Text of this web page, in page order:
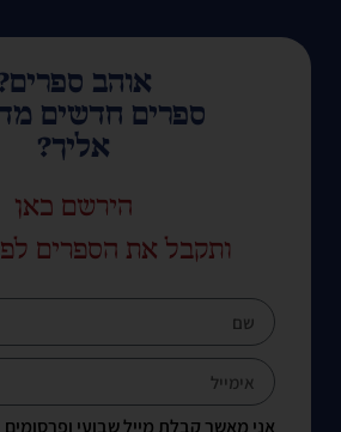
אוהב
ספרים חדשים
אליך?
הירשם כאן
ותקבל את הספרים